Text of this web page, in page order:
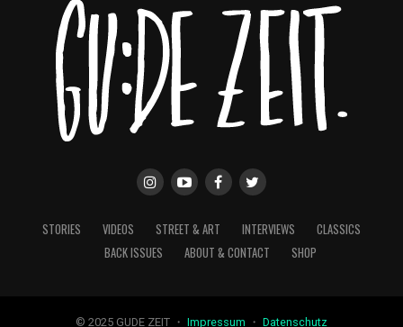
STORIES VIDEOS STREET & ART INTERVIEWS
CLASSICS
BACK ISSUES
ABOUT & CONTACT SHOP
© 2025 GUDE ZEIT ・ Impressum ・ Datenschutz